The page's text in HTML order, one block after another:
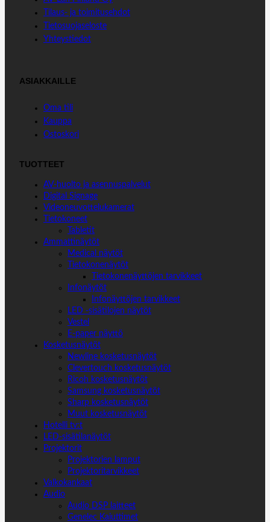
o
o
k
d
I
n
A
p
p
Tilaus- ja toimitusehdot
Tietosuojaseloste
Yhteystiedot
ASIAKKAILLE
Oma tili
Kauppa
Ostoskori
TUOTTEET
AV-huolto ja asennuspalvelut
Digital Signage
Videoneuvottelukamerat
Tietokoneet
Tabletit
Ammattinäytöt
Medical näytöt
Tietokonenäytöt
Tietokonenäyttöjen tarvikkeet
Infonäytöt
Infonäyttöjen tarvikkeet
LED -sisätilojen näytöt
Vestel
E-paper näyttö
Kosketusnäytöt
Newline kosketusnäytöt
Clevertouch kosketusnäytöt
Ricoh kosketusnäytöt
Samsung kosketusnäytöt
Sharp kosketusnäytöt
Muut kosketusnäytöt
Hotelli tv:t
LED-sisätilanäytöt
Projektorit
Projektorien lamput
Projektoritarvikkeet
Valkokankaat
Audio
Audio DSP laitteet
Genelec Kaiuttimet